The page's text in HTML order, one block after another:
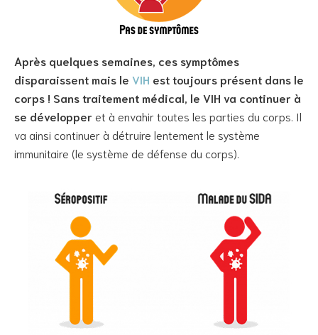
Après quelques semaines, ces symptômes
disparaissent mais le VIH est toujours présent dans le
corps ! Sans traitement médical, le VIH va continuer à
se développer et à envahir toutes les parties du corps. Il
va ainsi continuer à détruire lentement le système
immunitaire (le système de défense du corps).